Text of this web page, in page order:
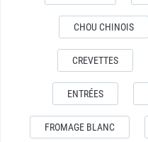
CHOU CHINOIS
CREVETTES
ENTRÉES
FROMAGE BLANC